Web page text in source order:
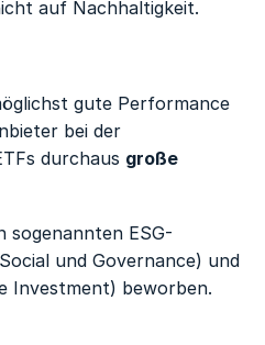
auf Nachhaltigkeit.
gute Performance
bei der
durchaus große
sogenannten ESG-
und Governance) und
Investment) beworben.